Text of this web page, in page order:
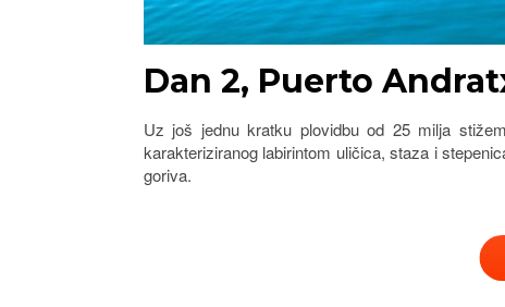
Dan 2, Puerto
Uz još jednu kratku plovidbu od 25 milja
karakteriziranog labirintom uličica, staza i
goriva.